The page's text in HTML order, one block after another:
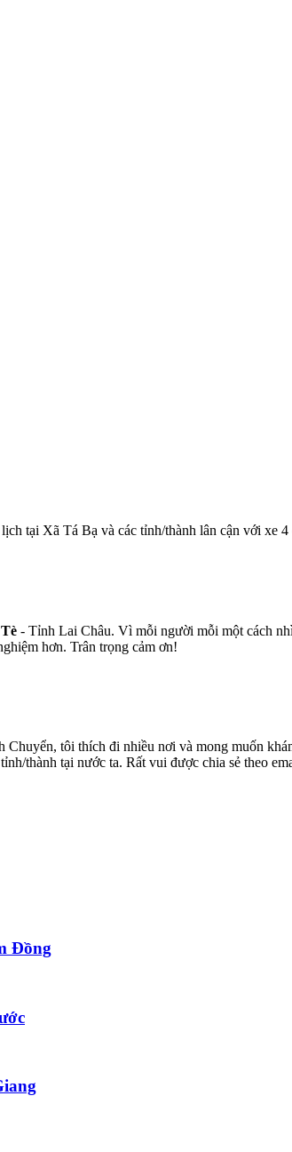
tại Xã Tá Bạ và các tỉnh/thành lân cận với xe
- Tỉnh Lai Châu. Vì mỗi người mỗi một cách
hơn. Trân trọng cảm ơn!
tôi thích đi nhiều nơi và mong muốn
thành tại nước ta. Rất vui được chia sẻ theo
Đồng